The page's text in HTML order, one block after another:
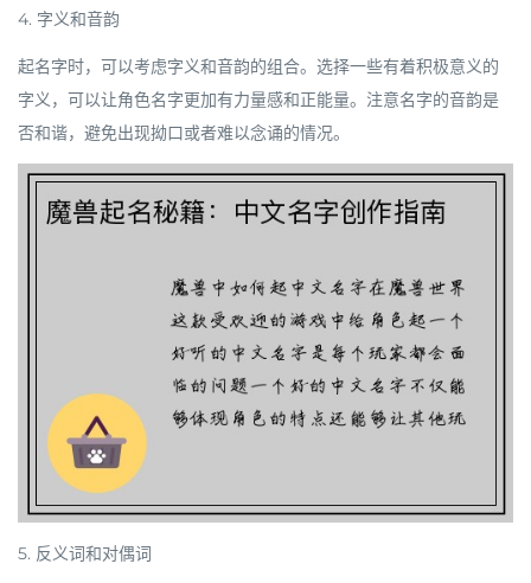
4. 字义和音韵
起名字时，可以考虑字义和音韵的组合。选择一些有着积极意义的
字义，可以让角色名字更加有力量感和正能量。注意名字的音韵是
否和谐，避免出现拗口或者难以念诵的情况。
5. 反义词和对偶词